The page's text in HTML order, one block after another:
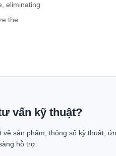
eliminating
the
vấn kỹ thuật?
sản phẩm, thông số kỹ thuật,
hỗ trợ.